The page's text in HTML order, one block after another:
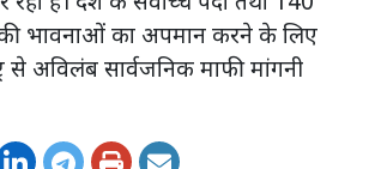
की भावनाओं का अपमान करने के लिए
से अविलंब सार्वजनिक माफी मांगनी